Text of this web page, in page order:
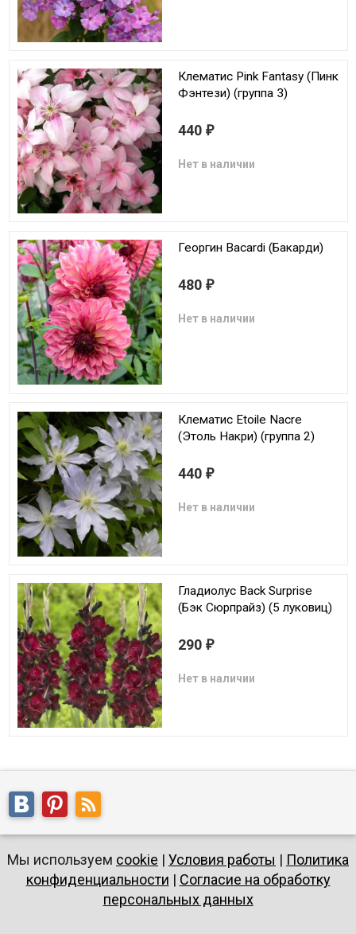
Клематис Pink Fantasy (Пинк
Фэнтези) (группа 3)
440 ₽
Нет в наличии
Георгин Bacardi (Бакарди)
480 ₽
Нет в наличии
Клематис Etoile Nacre
(Этоль Накри) (группа 2)
440 ₽
Нет в наличии
Гладиолус Back Surprise
(Бэк Сюрпрайз) (5 луковиц)
290 ₽
Нет в наличии
Мы используем cookie | Условия работы | Политика
конфиденциальности | Согласие на обработку
персональных данных